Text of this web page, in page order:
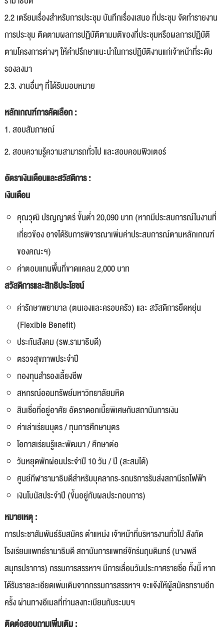
2.2 เตรียมเรื่องสำหรับการประชุม บันทึกเรื่องเสนอ ที่ประชุม จัดทำรายงาน
การประชุม ติดตามผลการปฏิบัติตามมติของที่ประชุมหรือผลการปฏิบัติ
ตามโครงการต่างๆ ให้คำปรึกษาแนะนำในการปฏิบัติงานแก่เจ้าหน้าที่ระดับ
รองลงมา
2.3. งานอื่นๆ ที่ได้รับมอบหมาย
หลักเกณฑ์การคัดเลือก :
1. สอบสัมภาษณ์
2. สอบความรู้ความสามารถทั่วไป และสอบคอมพิวเตอร์
อัตราเงินเดือนและสวัสดิการ :
เงินเดือน
คุณวุฒิ ปริญญาตรี ขั้นต่ำ 20,090 บาท (หากมีประสบการณ์ในงานที่
เกี่ยวข้อง อาจได้รับการพิจารณาเพิ่มค่าประสบการณ์ตามหลักเกณฑ์
ของคณะฯ)
ค่าตอบแทนพื้นที่ขาดแคลน 2,000 บาท
สวัสดิการและสิทธิประโยชน์
ค่ารักษาพยาบาล (ตนเองและครอบครัว) และ สวัสดิการยืดหยุ่น
(Flexible Benefit)
ประกันสังคม (รพ.รามาธิบดี)
ตรวจสุขภาพประจำปี
กองทุนสำรองเลี้ยงชีพ
สหกรณ์ออมทรัพย์มหาวิทยาลัยมหิด
สินเชื่อที่อยู่อาศัย อัตราดอกเบี้ยพิเศษกับสถาบันการเงิน
ค่าเล่าเรียนบุตร / ทุนการศึกษาบุตร
โอกาสเรียนรู้และพัฒนา / ศึกษาต่อ
วันหยุดพักผ่อนประจำปี 10 วัน / ปี (สะสมได้)
ศูนย์กีฬารามาธิบดีสำหรับบุคลากร-รถบริการรับส่งสถานีรถไฟฟ้า
เงินโบนัสประจำปี (ขึ้นอยู่กับผลประกอบการ)
หมายเหตุ :
การประชาสัมพันธ์รับสมัคร ตำแหน่ง เจ้าหน้าที่บริหารงานทั่วไป สังกัด
โรงเรียนแพทย์รามาธิบดี สถาบันการแพทย์จักรีนฤบดินทร์ (บางพลี
สมุทรปราการ) กรรมการสรรหาฯ มีการเลื่อนวันประกาศรายชื่อ ทั้งนี้ หาก
ได้รับรายละเอียดเพิ่มเติมจากกรรมการสรรหาฯ จะแจ้งให้ผู้สมัครทราบอีก
ครั้ง ผ่านทางอีเมลที่ท่านลงทะเบียนกับระบบฯ
ติดต่อสอบถามเพิ่มเติม :